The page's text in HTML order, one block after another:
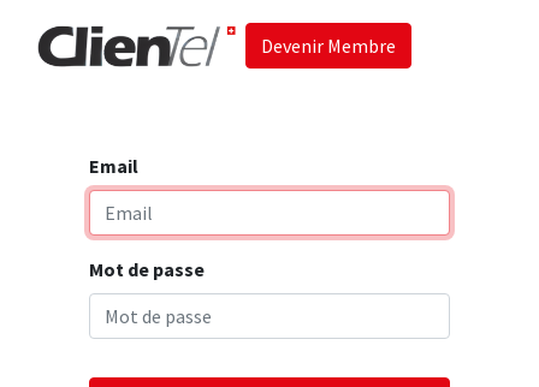
Devenir Membre
Email
Mot de passe